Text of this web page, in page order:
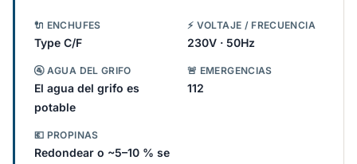
🔌 ENCHUFES
Type C/F
⚡ VOLTAJE / FRECUENCIA
230V · 50Hz
🚰 AGUA DEL GRIFO
El agua del grifo es
potable
🚨 EMERGENCIAS
112
💶 PROPINAS
Redondear o ~5–10 % se